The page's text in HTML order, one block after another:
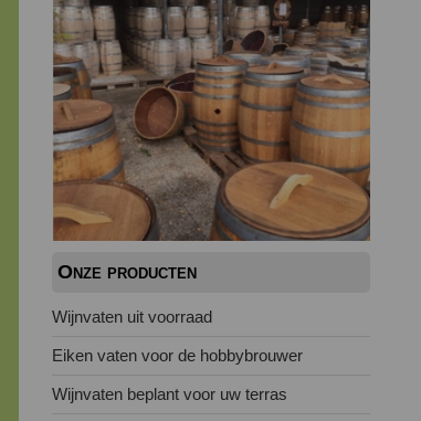
Onze producten
Wijnvaten uit voorraad
Eiken vaten voor de hobbybrouwer
Wijnvaten beplant voor uw terras